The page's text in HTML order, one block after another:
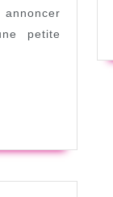
petite